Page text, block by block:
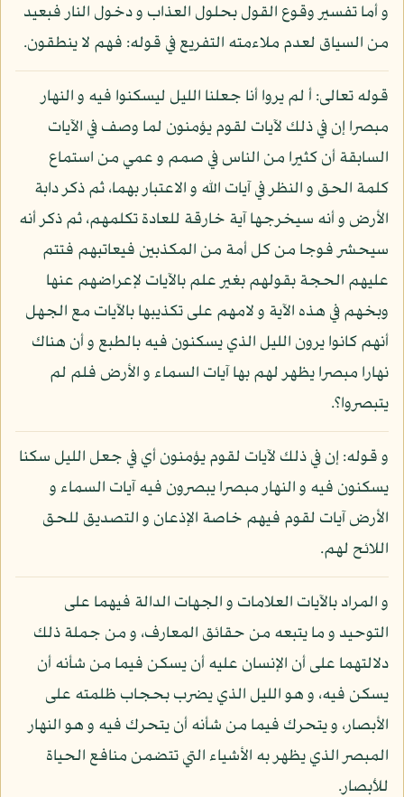
و أما تفسير وقوع القول بحلول العذاب و دخول النار فبعيد
من السياق لعدم ملاءمته التفريع في قوله: فهم لا ينطقون.
قوله تعالى: أ لم يروا أنا جعلنا الليل ليسكنوا فيه و النهار
مبصرا إن في ذلك لآيات لقوم يؤمنون لما وصف في الآيات
السابقة أن كثيرا من الناس في صمم و عمي من استماع
كلمة الحق و النظر في آيات الله و الاعتبار بهما، ثم ذكر دابة
الأرض و أنه سيخرجها آية خارقة للعادة تكلمهم، ثم ذكر أنه
سيحشر فوجا من كل أمة من المكذبين فيعاتبهم فتتم
عليهم الحجة بقولهم بغير علم بالآيات لإعراضهم عنها
وبخهم في هذه الآية و لامهم على تكذيبها بالآيات مع الجهل
أنهم كانوا يرون الليل الذي يسكنون فيه بالطبع و أن هناك
نهارا مبصرا يظهر لهم بها آيات السماء و الأرض فلم لم
يتبصروا؟.
و قوله: إن في ذلك لآيات لقوم يؤمنون أي في جعل الليل سكنا
يسكنون فيه و النهار مبصرا يبصرون فيه آيات السماء و
الأرض آيات لقوم فيهم خاصة الإذعان و التصديق للحق
اللائح لهم.
و المراد بالآيات العلامات و الجهات الدالة فيهما على
التوحيد و ما يتبعه من حقائق المعارف، و من جملة ذلك
دلالتهما على أن الإنسان عليه أن يسكن فيما من شأنه أن
يسكن فيه، و هو الليل الذي يضرب بحجاب ظلمته على
الأبصار، و يتحرك فيما من شأنه أن يتحرك فيه و هو النهار
المبصر الذي يظهر به الأشياء التي تتضمن منافع الحياة
للأبصار.